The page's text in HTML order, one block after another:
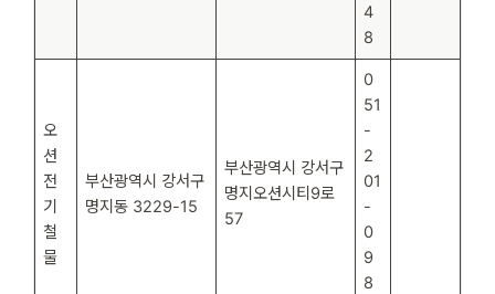
4
8
오
션
전
기
철
물
부산광역시 강서구
명지동 3229-15
부산광역시 강서구
명지오션시티9로
57
0
51
-
2
01
-
0
9
8